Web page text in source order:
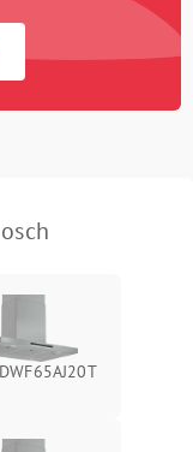
Подробнее →